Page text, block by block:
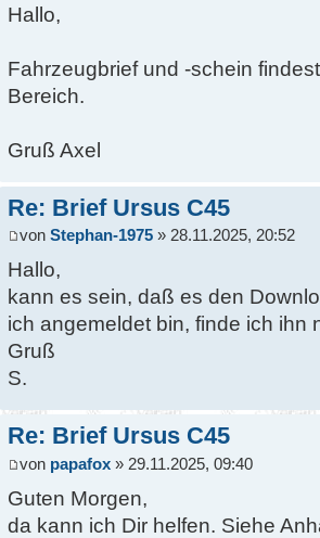
Hallo,
Fahrzeugbrief und -schein
Bereich.
Gruß Axel
Re: Brief Ursus C45
von Stephan-1975 » 28.11.2025, 20:52
Hallo,
kann es sein, daß es den
ich angemeldet bin, finde ich ihn
Gruß
S.
Re: Brief Ursus C45
von papafox » 29.11.2025, 09:40
Guten Morgen,
da kann ich Dir helfen. Siehe